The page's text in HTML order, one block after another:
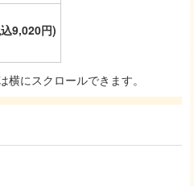
9,020円)
にスクロールできます。